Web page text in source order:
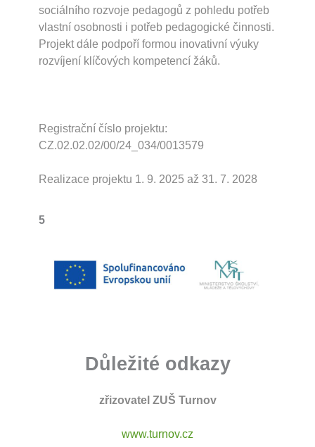
sociálního rozvoje pedagogů z pohledu potřeb
vlastní osobnosti i potřeb pedagogické činnosti.
Projekt dále podpoří formou inovativní výuky
rozvíjení klíčových kompetencí žáků.
Registrační číslo projektu:
CZ.02.02.02/00/24_034/0013579
Realizace projektu 1. 9. 2025 až 31. 7. 2028
5
Důležité odkazy
zřizovatel ZUŠ Turnov
www.turnov.cz